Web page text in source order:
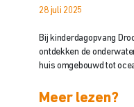
28 juli 2025
Bij kinderdagopvang
ontdekken de
huis omgebouwd tot
Meer lezen?